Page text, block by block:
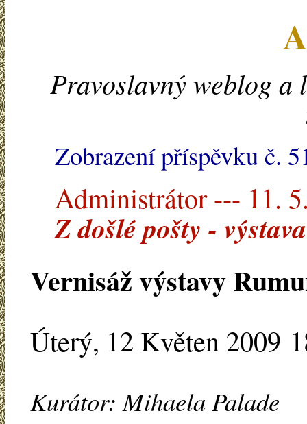
Pravoslavný weblog a
Zobrazení příspěvku č.
Administrátor --- 11.
Z došlé pošty - výstava
Vernisáž výstavy
Úterý, 12 Květen 2009
Kurátor: Mihaela Palade